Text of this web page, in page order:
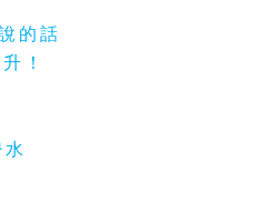
的話
！